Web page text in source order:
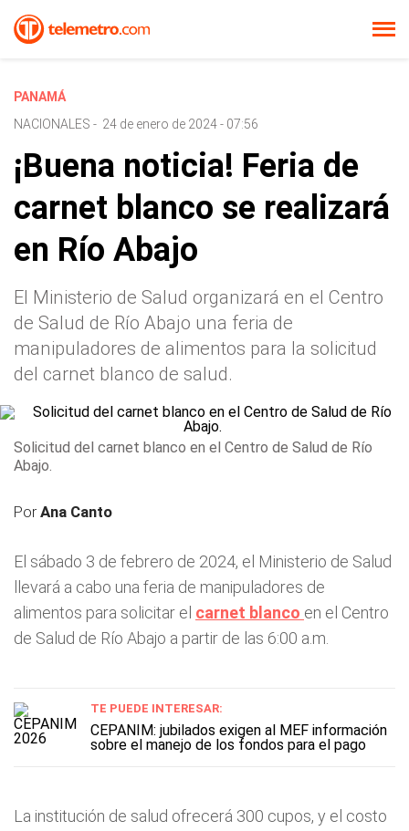
PANAMÁ
NACIONALES - 24 de enero de 2024 - 07:56
¡Buena noticia! Feria de
carnet blanco se realizará
en Río Abajo
El Ministerio de Salud organizará en el Centro
de Salud de Río Abajo una feria de
manipuladores de alimentos para la solicitud
del carnet blanco de salud.
Solicitud del carnet blanco en el Centro de Salud de Río
Abajo.
PorAna Canto
El sábado 3 de febrero de 2024, el Ministerio de Salud
llevará a cabo una feria de manipuladores de
alimentos para solicitar el carnet blanco en el Centro
de Salud de Río Abajo a partir de las 6:00 a.m.
TE PUEDE INTERESAR:
CEPANIM: jubilados exigen al MEF información
sobre el manejo de los fondos para el pago
La institución de salud ofrecerá 300 cupos, y el costo